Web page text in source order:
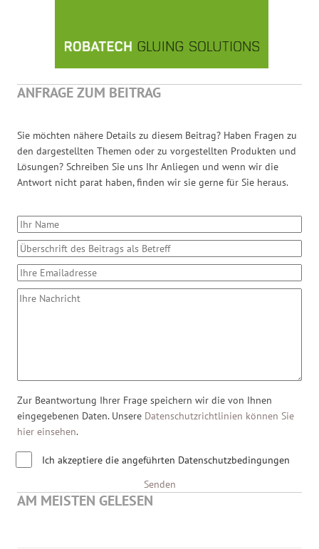
ANFRAGE ZUM BEITRAG
Sie möchten nähere Details zu diesem Beitrag? Haben Fragen zu
den dargestellten Themen oder zu vorgestellten Produkten und
Lösungen? Schreiben Sie uns Ihr Anliegen und wenn wir die
Antwort nicht parat haben, finden wir sie gerne für Sie heraus.
Zur Beantwortung Ihrer Frage speichern wir die von Ihnen
eingegebenen Daten. Unsere Datenschutzrichtlinien können Sie
hier einsehen.
Ich akzeptiere die angeführten Datenschutzbedingungen
Senden
AM MEISTEN GELESEN